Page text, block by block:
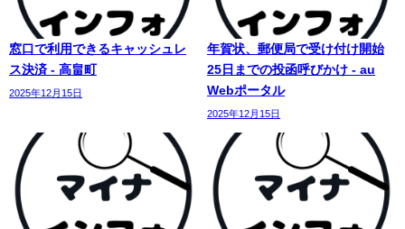
窓口で利用できるキャッシュレ
ス決済 - 高畠町
2025年12月15日
年賀状、郵便局で受け付け開始
25日までの投函呼びかけ - au
Webポータル
2025年12月15日